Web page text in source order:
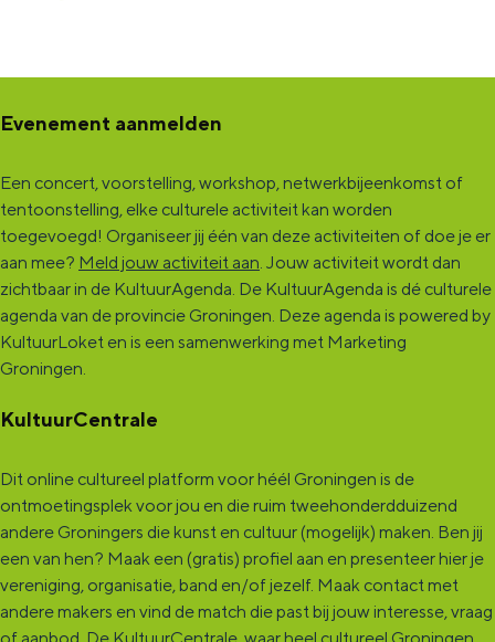
Evenement aanmelden
Een concert, voorstelling, workshop, netwerkbijeenkomst of
tentoonstelling, elke culturele activiteit kan worden
toegevoegd! Organiseer jij één van deze activiteiten of doe je er
aan mee? Meld jouw activiteit aan. Jouw activiteit wordt dan
zichtbaar in de KultuurAgenda. De KultuurAgenda is dé culturele
agenda van de provincie Groningen. Deze agenda is powered by
KultuurLoket en is een samenwerking met Marketing
Groningen.
KultuurCentrale
Dit online cultureel platform voor héél Groningen is de
ontmoetingsplek voor jou en die ruim tweehonderdduizend
andere Groningers die kunst en cultuur (mogelijk) maken. Ben jij
een van hen? Maak een (gratis) profiel aan en presenteer hier je
vereniging, organisatie, band en/of jezelf. Maak contact met
andere makers en vind de match die past bij jouw interesse, vraag